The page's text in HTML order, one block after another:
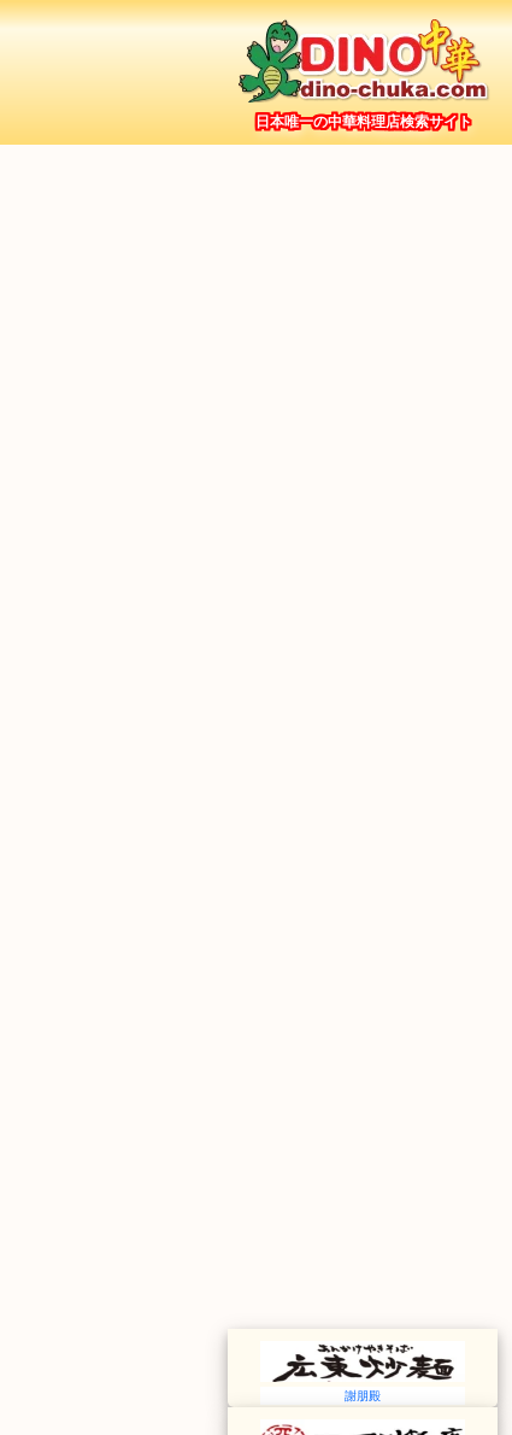
日本唯一の中華料理店検索サイト
謝朋殿